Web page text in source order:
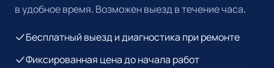
в удобное время. Возможен выезд в течение часа.
Бесплатный выезд и диагностика при ремонте
Фиксированная цена до начала работ